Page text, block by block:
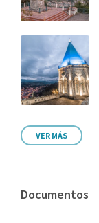
VER MÁS
Documentos